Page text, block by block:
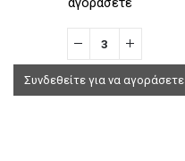
Συνδεθείτε για να αγοράσετε